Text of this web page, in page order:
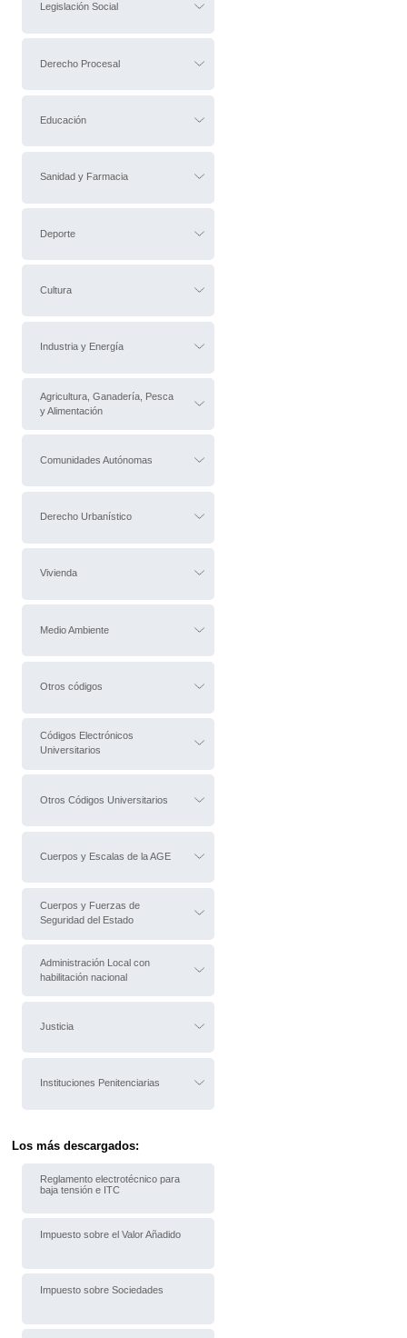
Legislación Social
Derecho Procesal
Educación
Sanidad y Farmacia
Deporte
Cultura
Industria y Energía
Agricultura, Ganadería, Pesca
y Alimentación
Comunidades Autónomas
Derecho Urbanístico
Vivienda
Medio Ambiente
Otros códigos
Códigos Electrónicos
Universitarios
Otros Códigos Universitarios
Cuerpos y Escalas de la AGE
Cuerpos y Fuerzas de
Seguridad del Estado
Administración Local con
habilitación nacional
Justicia
Instituciones Penitenciarias
Los más descargados:
Reglamento electrotécnico para
baja tensión e ITC
Impuesto sobre el Valor Añadido
Impuesto sobre Sociedades